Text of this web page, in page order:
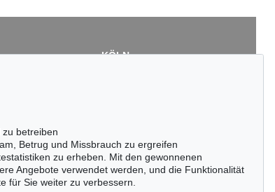
KÖLN
infokoeln@kettererkunst.de
betreiben
Betrug und Missbrauch zu ergreifen
zu erheben. Mit den gewonnenen
Angebote verwendet werden, und die Funktionalität
für Sie weiter zu verbessern.